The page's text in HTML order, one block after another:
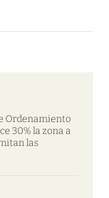
Ordenamiento
30% la zona a
las